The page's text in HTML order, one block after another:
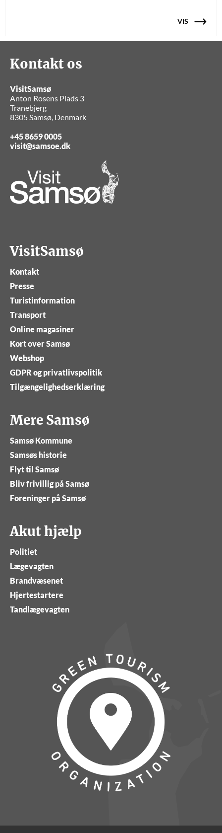
VIS
Kontakt os
VisitSamsø
Anton Rosens Plads 3
Tranebjerg
8305 Samsø, Denmark
+45 8659 0005
visit@samsoe.dk
VisitSamsø
Kontakt
Presse
Turistinformation
Transport
Online magasiner
Kort over Samsø
Webshop
GDPR og privatlivspolitik
Tilgængelighedserklæring
Mere Samsø
Samsø Kommune
Samsøs historie
Flyt til Samsø
Bliv frivillig på Samsø
Foreninger på Samsø
Akut hjælp
Politiet
Lægevagten
Brandvæsenet
Hjertestartere
Tandlægevagten